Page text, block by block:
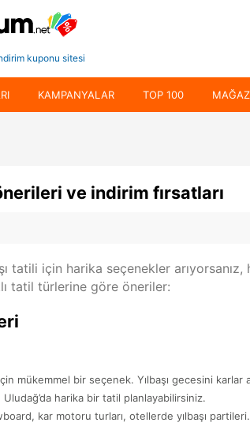
kuponu sitesi
KAMPANYALAR TOP 100
ve indirim fırsatları
tatili için harika seçenekler
tatil türlerine göre öneriler:
mükemmel bir seçenek. Yılbaşı gecesini karlar
harika bir tatil planlayabilirsiniz.
kar motoru turları, otellerde yılbaşı partileri.